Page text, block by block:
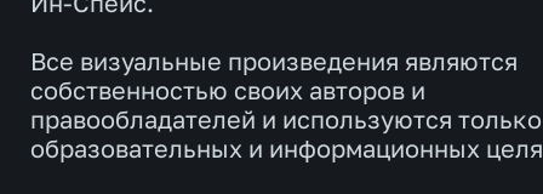
Все визуальные произведения являются
собственностью своих авторов и
правообладателей и используются
образовательных и информационных